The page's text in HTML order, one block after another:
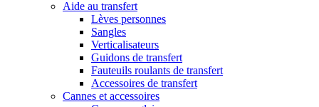
Aide au transfert
Lèves personnes
Sangles
Verticalisateurs
Guidons de transfert
Fauteuils roulants de transfert
Accessoires de transfert
Cannes et accessoires